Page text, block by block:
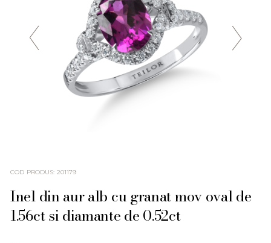
COD PRODUS: 201179
Inel din aur alb cu granat mov oval de
1.56ct si diamante de 0.52ct